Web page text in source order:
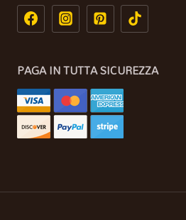
PAGA IN TUTTA SICUREZZA